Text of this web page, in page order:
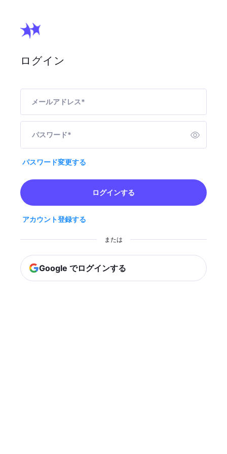
ログイン
メールアドレス*
パスワード*
パスワード変更する
ログインする
アカウント登録する
または
Google でログインする